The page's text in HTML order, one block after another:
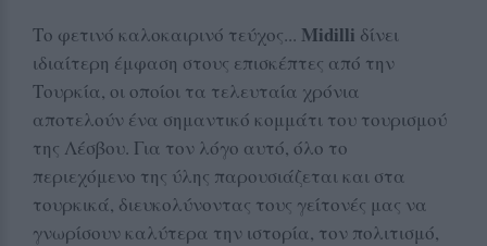
Το φετινό καλοκαιρινό τεύχος... Midilli δίνει
ιδιαίτερη έμφαση στους επισκέπτες από την
Τουρκία, οι οποίοι τα τελευταία χρόνια
αποτελούν ένα σημαντικό κομμάτι του τουρισμού
της Λέσβου. Για τον λόγο αυτό, όλο το
περιεχόμενο της ύλης παρουσιάζεται και στα
τουρκικά, διευκολύνοντας τους γείτονές μας να
γνωρίσουν καλύτερα την ιστορία, τον πολιτισμό,